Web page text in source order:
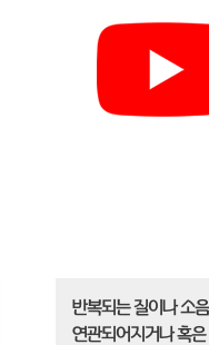
반복되는 질이나 소
연관되어지거나 혹